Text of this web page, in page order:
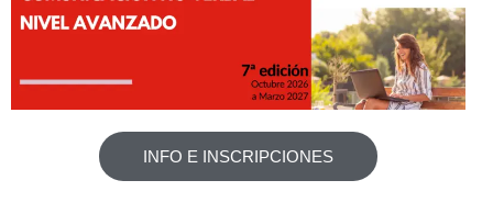
INFO E INSCRIPCIONES